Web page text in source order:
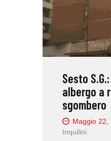
Sesto
albergo a
sgombero
Maggio 22,
Inquilini